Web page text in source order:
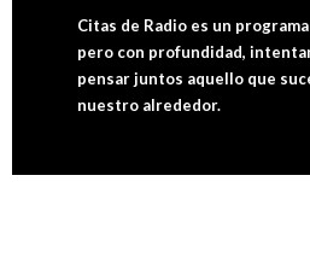
Citas de Radio es un
pero con profundidad,
pensar juntos aquello que
nuestro alrededor.